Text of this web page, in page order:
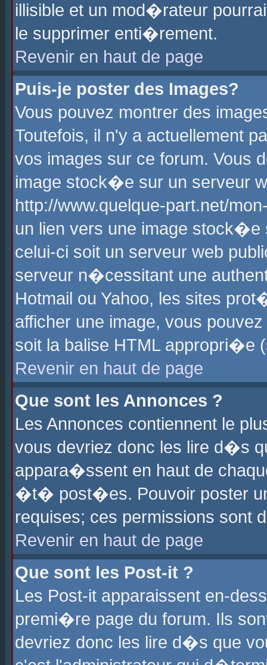
illisible et un mod�rateur
le supprimer enti�rement.
Revenir en haut de page
Puis-je poster des Images?
Vous pouvez montrer des
Toutefois, il n'y a actuellement
vos images sur ce forum. Vous
image stock�e sur un serveur
http://www.quelque-part.net/
un lien vers une image
celui-ci soit un serveur web
serveur n�cessitant une
Hotmail ou Yahoo, les sites
afficher une image, vous
soit la balise HTML
Revenir en haut de page
Que sont les Annonces ?
Les Annonces contiennent le
vous devriez donc les lire d�s
appara�ssent en haut de
�t� post�es. Pouvoir poster
requises; ces permissions sont
Revenir en haut de page
Que sont les Post-it ?
Les Post-it apparaissent en-
premi�re page du forum. Ils
devriez donc les lire d�s que